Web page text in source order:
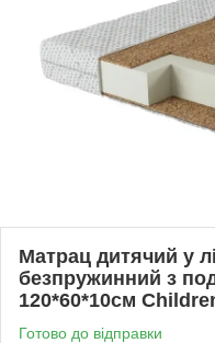
Матрац дитячий у
безпружинний з
120*60*10см
Готово до відправки